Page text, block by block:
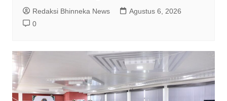
Redaksi Bhinneka News
Agustus 6, 2026
0